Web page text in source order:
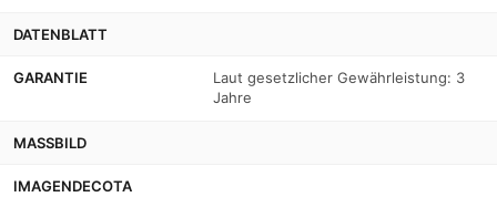
DATENBLATT
GARANTIE
Laut gesetzlicher Gewährleistung: 3
Jahre
MASSBILD
IMAGENDECOTA